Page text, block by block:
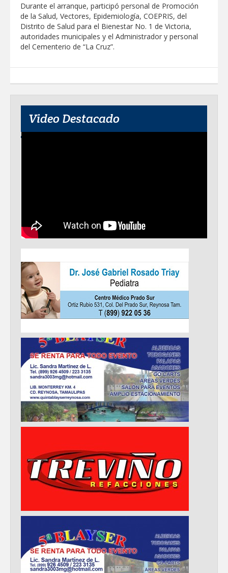
Durante el arranque, participó personal de Promoción
de la Salud, Vectores, Epidemiología, COEPRIS, del
Distrito de Salud para el Bienestar No. 1 de Victoria,
autoridades municipales y el Administrador y personal
del Cementerio de “La Cruz”.
Video Destacado